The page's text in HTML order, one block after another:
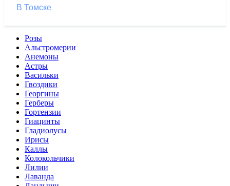
В Томске
Розы
Альстромерии
Анемоны
Астры
Васильки
Гвоздики
Георгины
Герберы
Гортензии
Гиацинты
Гладиолусы
Ирисы
Каллы
Колокольчики
Лилии
Лаванда